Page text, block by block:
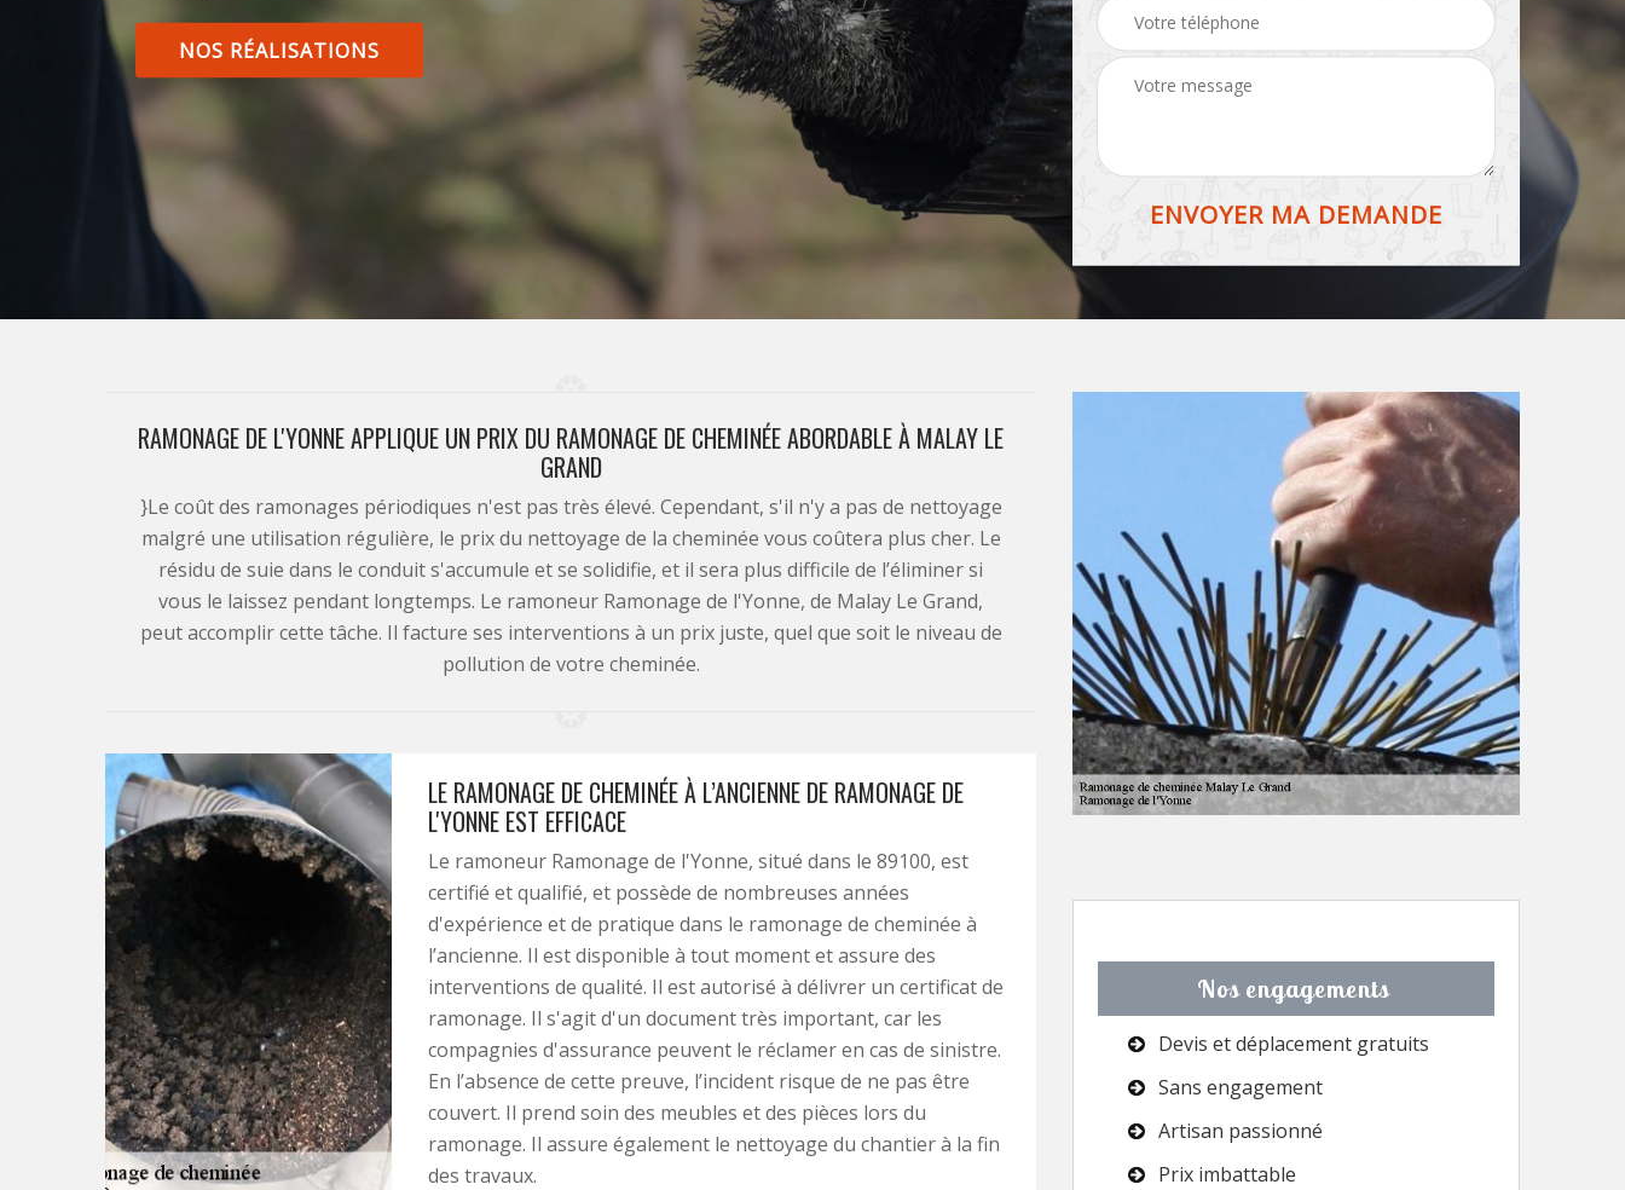
NOS RÉALISATIONS
RAMONAGE DE L'YONNE APPLIQUE UN PRIX DU RAMONAGE DE CHEMINÉE ABORDABLE À MALAY LE
GRAND
}Le coût des ramonages périodiques n'est pas très élevé. Cependant, s'il n'y a pas de nettoyage
malgré une utilisation régulière, le prix du nettoyage de la cheminée vous coûtera plus cher. Le
résidu de suie dans le conduit s'accumule et se solidifie, et il sera plus difficile de l’éliminer si
vous le laissez pendant longtemps. Le ramoneur Ramonage de l'Yonne, de Malay Le Grand,
peut accomplir cette tâche. Il facture ses interventions à un prix juste, quel que soit le niveau de
pollution de votre cheminée.
LE RAMONAGE DE CHEMINÉE À L’ANCIENNE DE RAMONAGE DE
L'YONNE EST EFFICACE
Le ramoneur Ramonage de l'Yonne, situé dans le 89100, est
certifié et qualifié, et possède de nombreuses années
d'expérience et de pratique dans le ramonage de cheminée à
l’ancienne. Il est disponible à tout moment et assure des
interventions de qualité. Il est autorisé à délivrer un certificat de
ramonage. Il s'agit d'un document très important, car les
compagnies d'assurance peuvent le réclamer en cas de sinistre.
En l’absence de cette preuve, l’incident risque de ne pas être
couvert. Il prend soin des meubles et des pièces lors du
ramonage. Il assure également le nettoyage du chantier à la fin
des travaux.
Nos engagements
Devis et déplacement gratuits
Sans engagement
Artisan passionné
Prix imbattable